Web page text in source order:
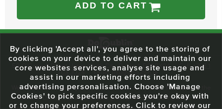
ADD TO CART
59 O'Connell Street Upper, North City, Dublin 1, D01 RX04 Call:+353 1
703 3024
Email: info@dodublin.ie
We've been entertaining visitors to our town since 1988. We're part of the
fabric of Dublin City and we take great pride in delivering a real and
By clicking 'Accept all', you agree to the storing of
cookies on your device to deliver and maintain our
core websites services, analyse site usage and
assist in our marketing efforts including
advertising personalisation. Choose 'Manage
Cookies' to pick specific cookies you're okay with
or to change your preferences. Click to review our